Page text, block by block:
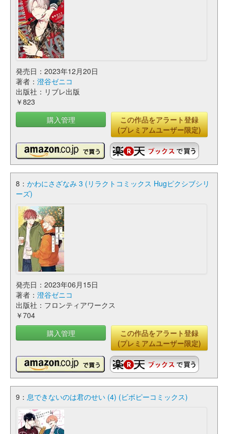
発売日：2023年12月20日
著者： 澄谷ゼニコ
出版社：リブレ出版
￥823
購入管理
この作品をアラート登録
(プレミアムユーザー限定)
8： かわにさざなみ 3 (リラクトコミックス Hugピクシブシリ
ーズ)
発売日：2023年06月15日
著者： 澄谷ゼニコ
出版社：フロンティアワークス
￥704
購入管理
この作品をアラート登録
(プレミアムユーザー限定)
9： 息できないのは君のせい (4) (ビボピーコミックス)